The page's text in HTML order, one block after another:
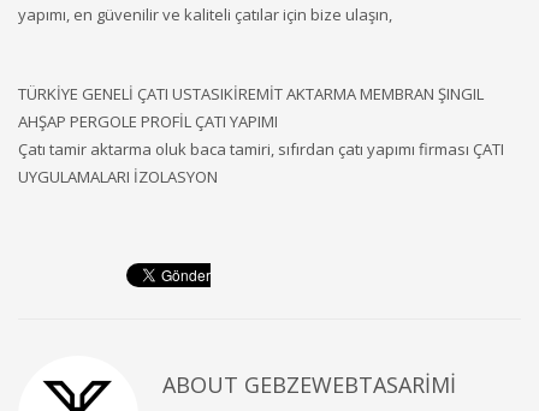
yapımı, en güvenilir ve kaliteli çatılar için bize ulaşın,
TÜRKİYE GENELİ ÇATI USTASIKİREMİT AKTARMA MEMBRAN ŞINGIL
AHŞAP PERGOLE PROFİL ÇATI YAPIMI
Çatı tamir aktarma oluk baca tamiri, sıfırdan çatı yapımı firması ÇATI
UYGULAMALARI İZOLASYON
ABOUT GEBZEWEBTASARIMI